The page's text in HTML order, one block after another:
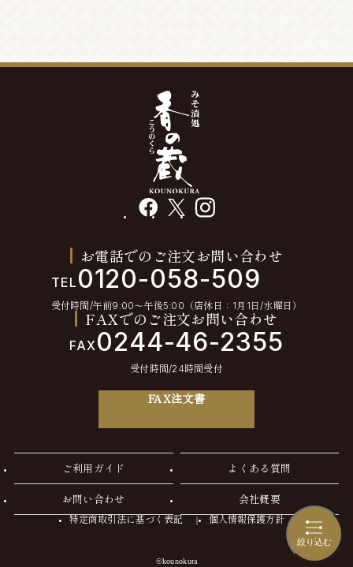
絞り込む
facebook instagram
お電話でのご注文お問い合わせ
TEL 0120-058-509
受付時間/午前9:00〜午後5:00（店休日：1月1日/水曜日）
FAXでのご注文お問い合わせ
FAX 0244-46-2355
受付時間/24時間受付
FAX注文書
ご利用ガイド よくある質問
お問い合わせ 会社概要
特定商取引法に基づく表記 個人情報保護方針
©kounokura